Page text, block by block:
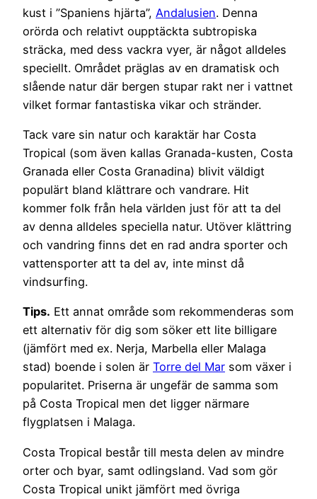
kust i ”Spaniens hjärta”, Andalusien. Denna
orörda och relativt oupptäckta subtropiska
sträcka, med dess vackra vyer, är något alldeles
speciellt. Området präglas av en dramatisk och
slående natur där bergen stupar rakt ner i vattnet
vilket formar fantastiska vikar och stränder.
Tack vare sin natur och karaktär har Costa
Tropical (som även kallas Granada-kusten, Costa
Granada eller Costa Granadina) blivit väldigt
populärt bland klättrare och vandrare. Hit
kommer folk från hela världen just för att ta del
av denna alldeles speciella natur. Utöver klättring
och vandring finns det en rad andra sporter och
vattensporter att ta del av, inte minst då
vindsurfing.
Tips. Ett annat område som rekommenderas som
ett alternativ för dig som söker ett lite billigare
(jämfört med ex. Nerja, Marbella eller Malaga
stad) boende i solen är Torre del Mar som växer i
popularitet. Priserna är ungefär de samma som
på Costa Tropical men det ligger närmare
flygplatsen i Malaga.
Costa Tropical består till mesta delen av mindre
orter och byar, samt odlingsland. Vad som gör
Costa Tropical unikt jämfört med övriga